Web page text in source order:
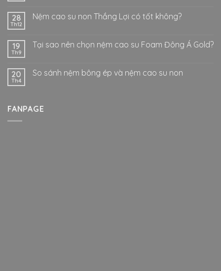
28
Th12
Nệm cao su non Thắng Lợi có tốt không?
19
Th9
Tại sao nên chọn nệm cao su Foam Đông Á Gold?
20
Th4
So sánh nệm bông ép và nệm cao su non
FANPAGE